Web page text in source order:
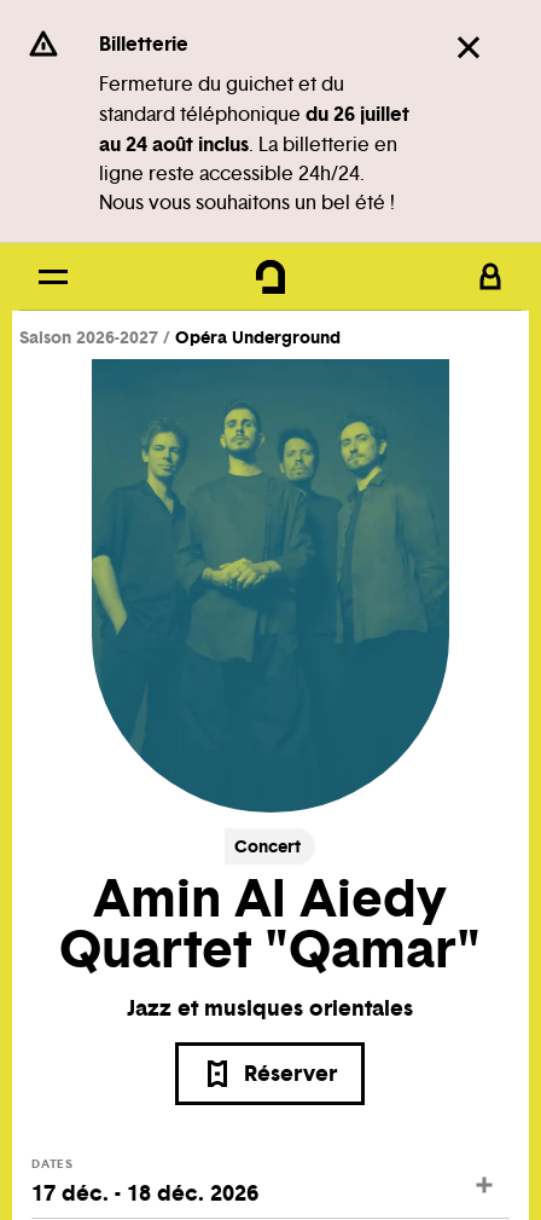
Se rendre au
Contenu principal
Pied de page
Billetterie
Fermeture du guichet et du
standard téléphonique du 26 juillet
au 24 août inclus. La billetterie en
ligne reste accessible 24h/24.
Nous vous souhaitons un bel été !
Saison 2026-2027 Opéra Underground
Concert
Amin Al Aiedy
Quartet "Qamar"
Jazz et musiques orientales
Réserver
DATES
17 déc. - 18 déc. 2026